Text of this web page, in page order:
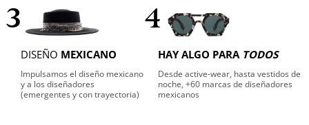
3
DISEÑO MEXICANO
Impulsamos el diseño mexicano
y a los diseñadores
(emergentes y con trayectoria)
4
HAY ALGO PARA TODOS
Desde active-wear, hasta vestidos de
noche, +60 marcas de diseñadores
mexicanos